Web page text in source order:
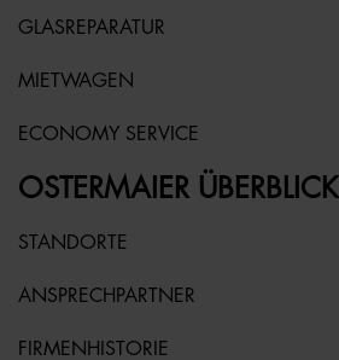
GLASREPARATUR
MIETWAGEN
ECONOMY SERVICE
OSTERMAIER ÜBERBLICK
STANDORTE
ANSPRECHPARTNER
FIRMENHISTORIE